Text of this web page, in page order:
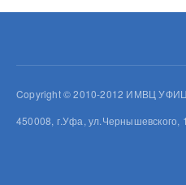
Copyright © 2010-2012 ИМВЦ
450008, г.Уфа, ул.Чернышевского,